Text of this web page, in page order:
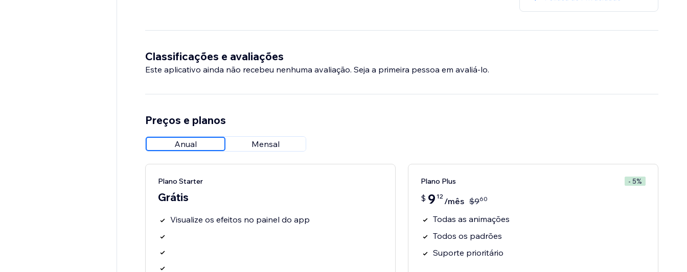
Classificações e avaliações
Este aplicativo ainda não recebeu nenhuma avaliação. Seja a primeira pessoa em avaliá-lo.
Preços e planos
Anual Mensal
Plano Starter
Grátis
Visualize os efeitos no painel do app
Plano Plus - 5%
$ 9 12 /mês $960
Todas as animações
Todos os padrões
Suporte prioritário